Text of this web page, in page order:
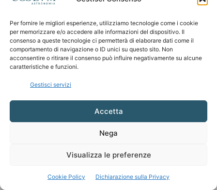
Per fornire le migliori esperienze, utilizziamo tecnologie come i cookie
per memorizzare e/o accedere alle informazioni del dispositivo. Il
consenso a queste tecnologie ci permetterà di elaborare dati come il
comportamento di navigazione o ID unici su questo sito. Non
acconsentire o ritirare il consenso può influire negativamente su alcune
caratteristiche e funzioni.
Gestisci servizi
Accetta
Nega
Visualizza le preferenze
Cookie Policy Dichiarazione sulla Privacy